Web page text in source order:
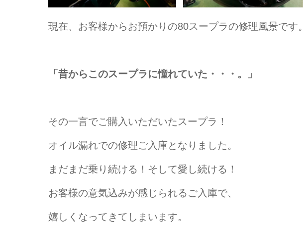
現在、お客様からお預かりの80スープラの修理風景です。
「昔からこのスープラに憧れていた・・・。」
その一言でご購入いただいたスープラ！
オイル漏れでの修理ご入庫となりました。
まだまだ乗り続ける！そして愛し続ける！
お客様の意気込みが感じられるご入庫で、
嬉しくなってきてしまいます。